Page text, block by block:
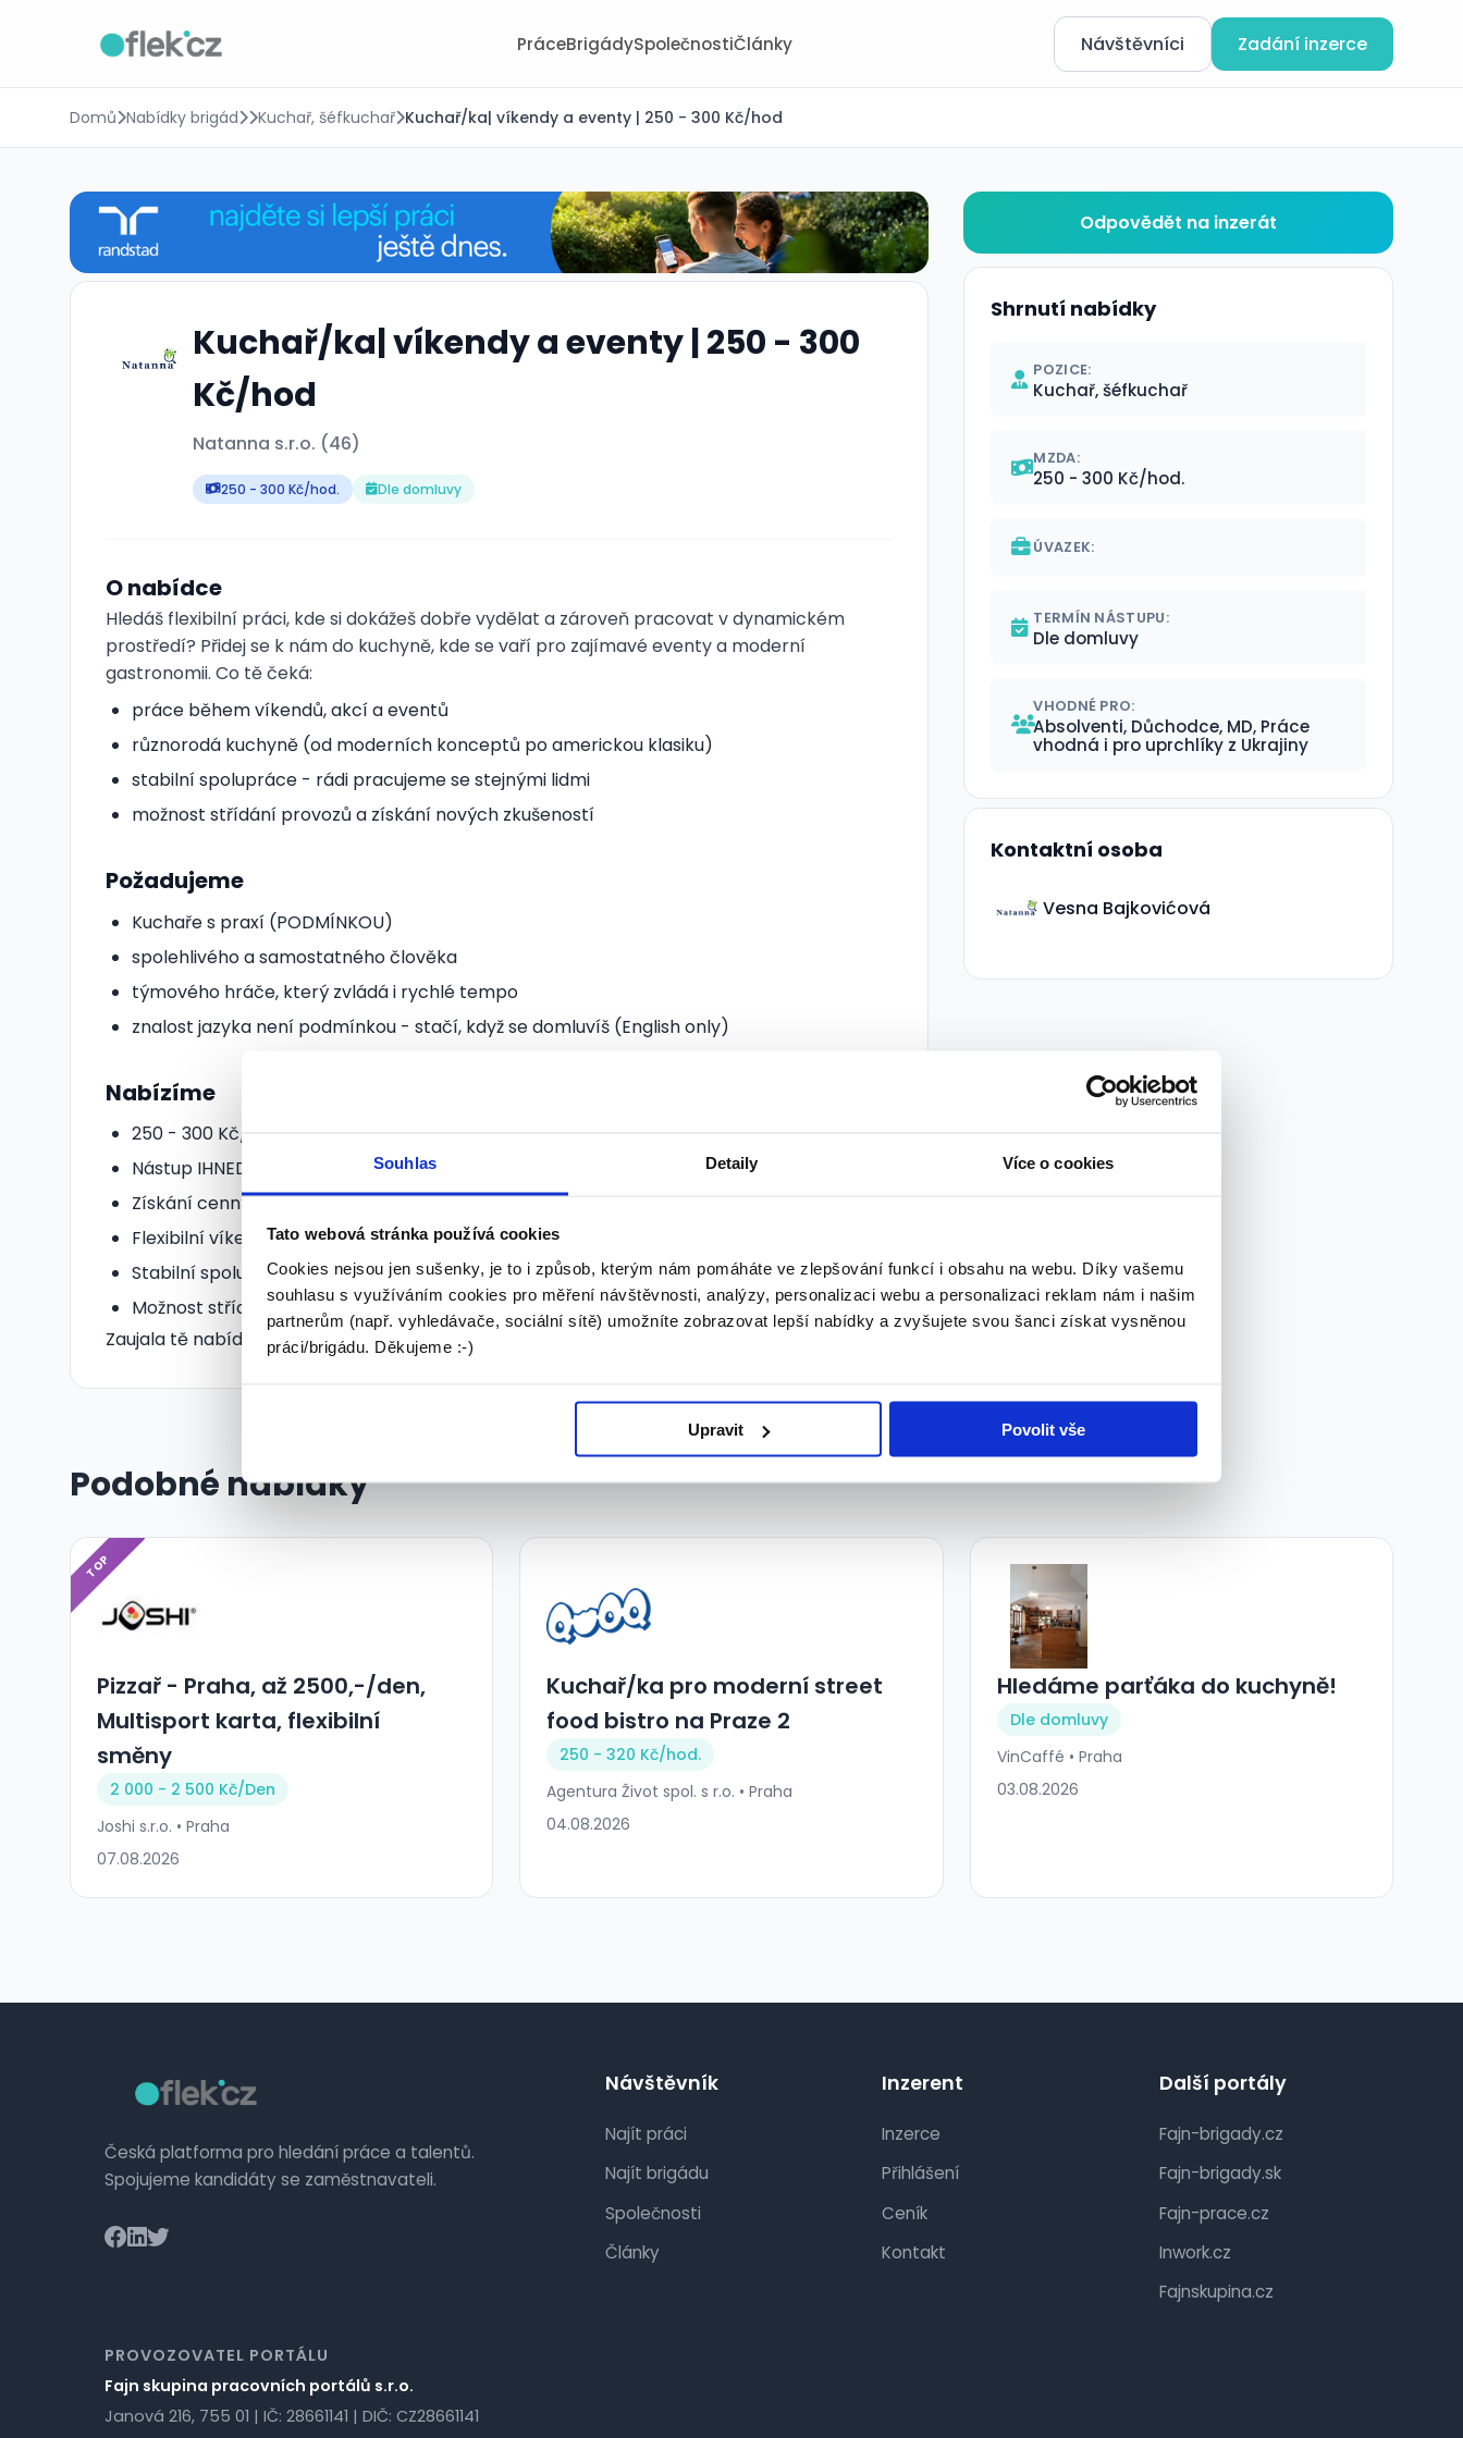
Souhlas Detaily Více o cookies
Tato webová stránka používá cookies
Cookies nejsou jen sušenky, je to i způsob, kterým nám pomáháte ve zlepšování funkcí i obsahu na webu. Díky vašemu
souhlasu s využíváním cookies pro měření návštěvnosti, analýzy, personalizaci webu a personalizaci reklam nám i našim
partnerům (např. vyhledávače, sociální sítě) umožníte zobrazovat lepší nabídky a zvyšujete svou šanci získat vysněnou
práci/brigádu. Děkujeme :-)
Upravit Povolit vše
PráceBrigádySpolečnostiČlánky Návštěvníci Zadání inzerce
Domů Nabídky brigád Kuchař, šéfkuchař Kuchař/ka| víkendy a eventy | 250 - 300 Kč/hod
Kuchař/ka| víkendy a eventy | 250 - 300
Kč/hod
Natanna s.r.o. (46)
250 - 300 Kč/hod. Dle domluvy
O nabídce
Hledáš flexibilní práci, kde si dokážeš dobře vydělat a zároveň pracovat v dynamickém
prostředí? Přidej se k nám do kuchyně, kde se vaří pro zajímavé eventy a moderní
gastronomii. Co tě čeká:
práce během víkendů, akcí a eventů
různorodá kuchyně (od moderních konceptů po americkou klasiku)
stabilní spolupráce - rádi pracujeme se stejnými lidmi
možnost střídání provozů a získání nových zkušeností
Požadujeme
Kuchaře s praxí (PODMÍNKOU)
spolehlivého a samostatného člověka
týmového hráče, který zvládá i rychlé tempo
znalost jazyka není podmínkou - stačí, když se domluvíš (English only)
Nabízíme
250 - 300 Kč/hod podle zkušeností
Nástup IHNED
Získání cenných zkušeností
Flexibilní víkendová práce a eventy
Stabilní spolupráce s příjemným týmem
Možnost střídání provozů a dalšího rozvoje
Zaujala tě nabídka? Ozvi se nám a pojď vařit tam, kde to žije.
Odpovědět na inzerát
Shrnutí nabídky
POZICE:
Kuchař, šéfkuchař
MZDA:
250 - 300 Kč/hod.
ÚVAZEK:
TERMÍN NÁSTUPU:
Dle domluvy
VHODNÉ PRO:
Absolventi, Důchodce, MD, Práce
vhodná i pro uprchlíky z Ukrajiny
Kontaktní osoba
Vesna Bajkovićová
Podobné nabídky
TOP
Pizzař - Praha, až 2500,-/den,
Multisport karta, flexibilní
směny
2 000 - 2 500 Kč/Den
Joshi s.r.o. • Praha
07.08.2026
Kuchař/ka pro moderní street
food bistro na Praze 2
250 - 320 Kč/hod.
Agentura Život spol. s r.o. • Praha
04.08.2026
Hledáme parťáka do kuchyně!
Dle domluvy
VinCaffé • Praha
03.08.2026
Česká platforma pro hledání práce a talentů.
Spojujeme kandidáty se zaměstnavateli.
Návštěvník
Najít práci
Najít brigádu
Společnosti
Články
Inzerent
Inzerce
Přihlášení
Ceník
Kontakt
Další portály
Fajn-brigady.cz
Fajn-brigady.sk
Fajn-prace.cz
Inwork.cz
Fajnskupina.cz
PROVOZOVATEL PORTÁLU
Fajn skupina pracovních portálů s.r.o.
Janová 216, 755 01 | IČ: 28661141 | DIČ: CZ28661141